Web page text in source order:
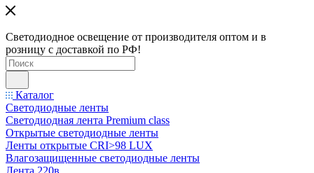
Светодиодное освещение от производителя оптом и в
розницу с доставкой по РФ!
Каталог
Светодиодные ленты
Светодиодная лента Premium class
Открытые светодиодные ленты
Ленты открытые CRI>98 LUX
Влагозащищенные светодиодные ленты
Лента 220в